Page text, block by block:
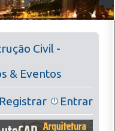
Civil -
& Eventos
Registrar Entrar